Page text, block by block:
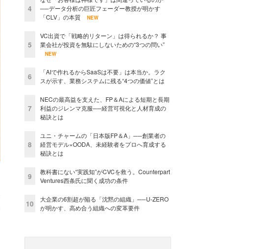
4
──データ分析の巨匠フェーダー教授が明かす
「CLV」の本質
NEW
5
VC出資で「戦略的リターン」は得られるか？ 事
業会社が投資を無駄にしないための“3つの問い”
NEW
6
「AIで作れるからSaaSは不要」は本当か。ラク
スが示す、業務システムに残る“4つの価値”とは
7
NECの最高益を支えた、FP＆Aによる短期と長期
利益のジレンマ克服──経営可視化と人材育成の
秘訣とは
8
ユニ・チャームの「日本版FP＆A」──創業者の
経営モデル×OODA、未経験者をプロへ育成する
秘訣とは
9
教科書にない“実践知”がCVCを救う。Counterpart
Ventures西条氏に聞く成功の条件
10
大企業の6割超が陥る「沈黙の組織」──U-ZERO
が明かす、高め合う組織への変革要件